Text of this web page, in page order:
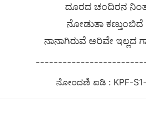
ದೂರದ ಚಂದಿರನ
ನೋಡುತಾ ಕಣ್ತುಂಬಿದೆ
ನಾನಾಗಿರುವೆ ಅರಿವೇ ಇಲ್ಲದ
ನೋಂದಣಿ ಐಡಿ : KPF-